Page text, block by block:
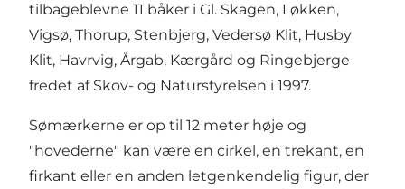
tilbageblevne 11 båker i Gl. Skagen, Løkken,
Vigsø, Thorup, Stenbjerg, Vedersø Klit, Husby
Klit, Havrvig, Årgab, Kærgård og Ringebjerge
fredet af Skov- og Naturstyrelsen i 1997.
Sømærkerne er op til 12 meter høje og
"hovederne" kan være en cirkel, en trekant, en
firkant eller en anden letgenkendelig figur, der